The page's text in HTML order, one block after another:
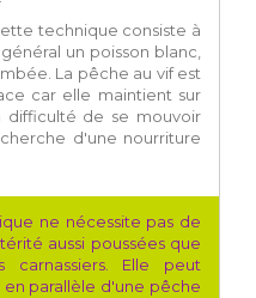
technique consiste à
un poisson blanc,
La pêche au vif est
car elle maintient sur
de se mouvoir
d'une nourriture
ne nécessite pas de
aussi poussées que
carnassiers. Elle peut
parallèle d'une pêche